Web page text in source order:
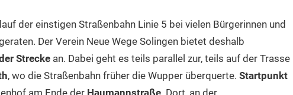
der einstigen Straßenbahn Linie 5 bei vielen Bürgerinnen und
Der Verein Neue Wege Solingen bietet deshalb
Streckean. Dabei geht es teils parallel zur, teils auf der Trasse
, wo die Straßenbahn früher die Wupper überquerte. Startpunkt
am Ende der Haumannstraße. Dort, an der